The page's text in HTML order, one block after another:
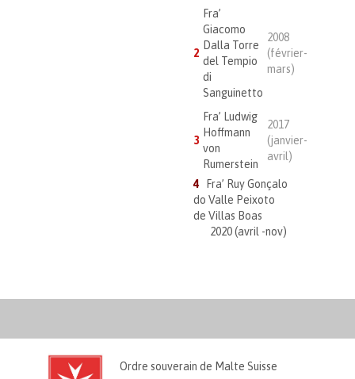
2
Fra’
Giacomo
Dalla Torre
del Tempio
di
Sanguinetto
2008
(février-
mars)
3
Fra’ Ludwig
Hoffmann
von
Rumerstein
2017
(janvier-
avril)
4 Fra’ Ruy Gonçalo
do Valle Peixoto
de Villas Boas
2020 (avril -nov)
Ordre souverain de Malte Suisse